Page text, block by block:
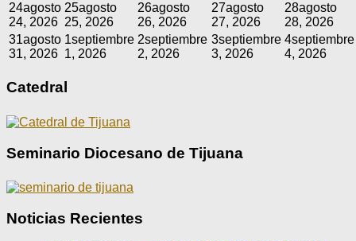
24agosto
24, 2026
25agosto
25, 2026
26agosto
26, 2026
27agosto
27, 2026
28agosto
28, 2026
31agosto
31, 2026
1septiembre
1, 2026
2septiembre
2, 2026
3septiembre
3, 2026
4septiembre
4, 2026
Catedral
Seminario Diocesano de Tijuana
Noticias Recientes